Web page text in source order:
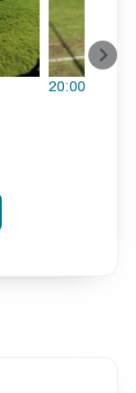
20:00